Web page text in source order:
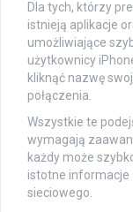
Dla tych, którzy
istnieją aplikacje
umożliwiające
użytkownicy
kliknąć nazwę
połączenia.
Wszystkie te
wymagają
każdy może
istotne informacje
sieciowego.